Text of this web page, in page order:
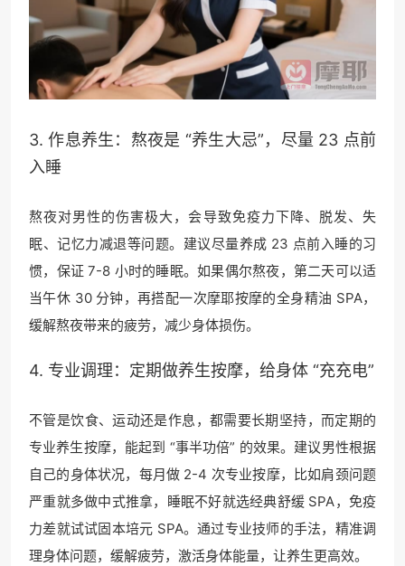
3. 作息养生：熬夜是 “养生大忌”，尽量 23 点前
入睡
熬夜对男性的伤害极大，会导致免疫力下降、脱发、失
眠、记忆力减退等问题。建议尽量养成 23 点前入睡的习
惯，保证 7-8 小时的睡眠。如果偶尔熬夜，第二天可以适
当午休 30 分钟，再搭配一次摩耶按摩的全身精油 SPA，
缓解熬夜带来的疲劳，减少身体损伤。
4. 专业调理：定期做养生按摩，给身体 “充充电”
不管是饮食、运动还是作息，都需要长期坚持，而定期的
专业养生按摩，能起到 “事半功倍” 的效果。建议男性根据
自己的身体状况，每月做 2-4 次专业按摩，比如肩颈问题
严重就多做中式推拿，睡眠不好就选经典舒缓 SPA，免疫
力差就试试固本培元 SPA。通过专业技师的手法，精准调
理身体问题，缓解疲劳，激活身体能量，让养生更高效。